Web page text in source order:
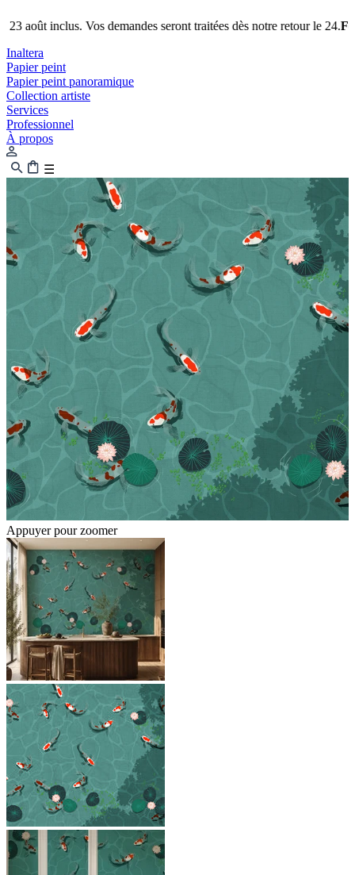
Vos demandes seront traitées dès notre retour le 24.Fermeture
Inaltera
Papier peint
Papier peint panoramique
Collection artiste
Services
Professionnel
À propos
☰
Appuyer pour zoomer